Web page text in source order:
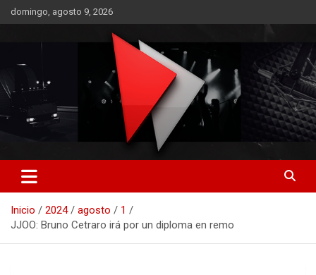
Saltar
al
domingo, agosto 9, 2026
RO CONTENIDOS
Inicio 2024 agosto
1
JJOO: Bruno Cetraro irá por un diploma en remo